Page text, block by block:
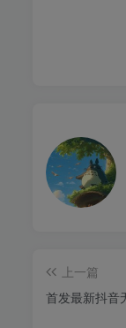
上一篇
首发最新抖音